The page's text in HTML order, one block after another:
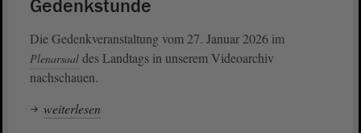
Gedenkstunde
Die Gedenkveranstaltung vom 27. Januar 2026 im
Plenarsaal des Landtags in unserem Videoarchiv
nachschauen.
weiterlesen